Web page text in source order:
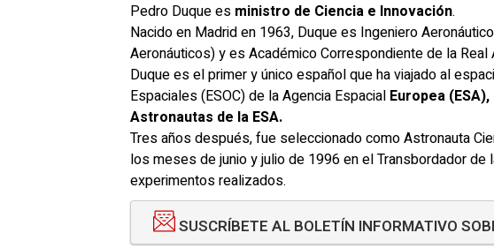
Pedro Duque es ministro de Ciencia e Innovación.
Nacido en Madrid en 1963, Duque es Ingeniero
Aeronáuticos) y es Académico Correspondiente de la
Duque es el primer y único español que ha viajado al
Espaciales (ESOC) de la Agencia Espacial Europea
Astronautas de la ESA.
Tres años después, fue seleccionado como Astronauta
los meses de junio y julio de 1996 en el Transbordador
experimentos realizados.
SUSCRÍBETE AL BOLETÍN INFORMATIVO